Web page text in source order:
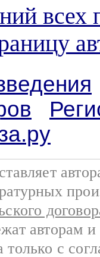
всех
авторам
с